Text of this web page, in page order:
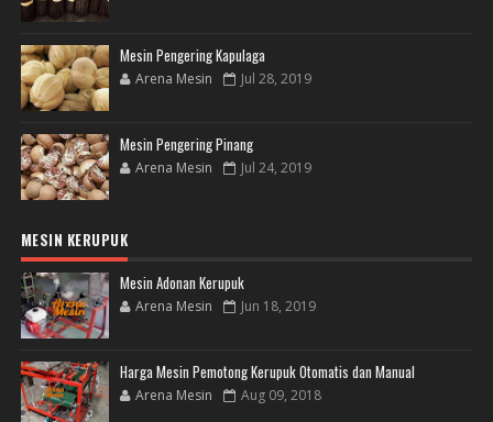
Mesin Pengering Kapulaga
Arena Mesin Jul 28, 2019
Mesin Pengering Pinang
Arena Mesin Jul 24, 2019
MESIN KERUPUK
Mesin Adonan Kerupuk
Arena Mesin Jun 18, 2019
Harga Mesin Pemotong Kerupuk Otomatis dan Manual
Arena Mesin Aug 09, 2018